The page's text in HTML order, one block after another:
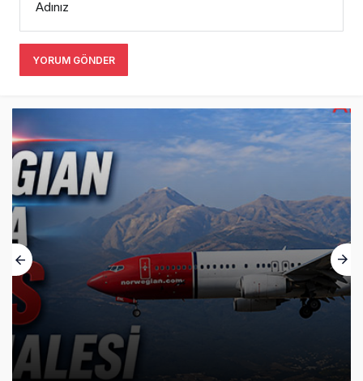
Adınız
YORUM GÖNDER